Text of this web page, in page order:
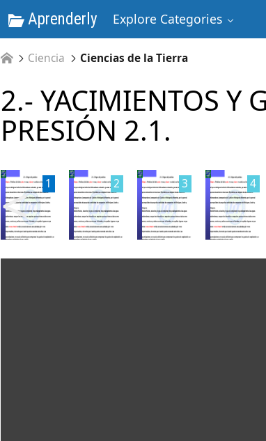
Aprenderly Explore Categories
Ciencia Ciencias de la Tierra
2.- YACIMIENTOS Y
PRESIÓN 2.1.
1 2 3 4
<